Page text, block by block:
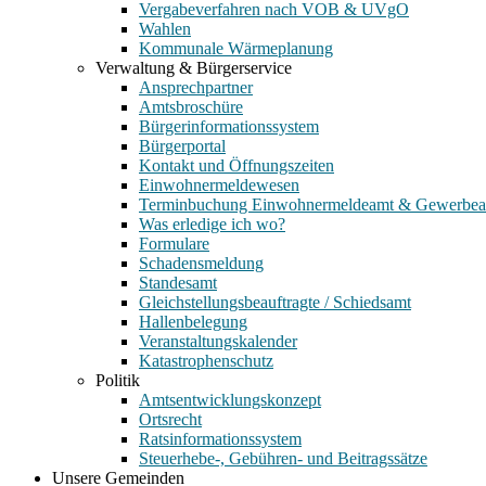
Vergabeverfahren nach VOB & UVgO
Wahlen
Kommunale Wärmeplanung
Verwaltung & Bürgerservice
Ansprechpartner
Amtsbroschüre
Bürgerinformationssystem
Bürgerportal
Kontakt und Öffnungszeiten
Einwohnermeldewesen
Terminbuchung Einwohnermeldeamt &
Was erledige ich wo?
Formulare
Schadensmeldung
Standesamt
Gleichstellungsbeauftragte / Schiedsamt
Hallenbelegung
Veranstaltungskalender
Katastrophenschutz
Politik
Amtsentwicklungskonzept
Ortsrecht
Ratsinformationssystem
Steuerhebe-, Gebühren- und Beitragssätze
Unsere Gemeinden